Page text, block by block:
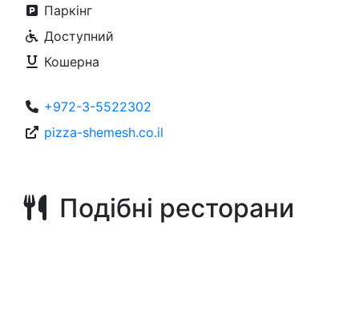
Паркінг
Доступний
Кошерна
+972-3-5522302
pizza-shemesh.co.il
Подібні ресторани